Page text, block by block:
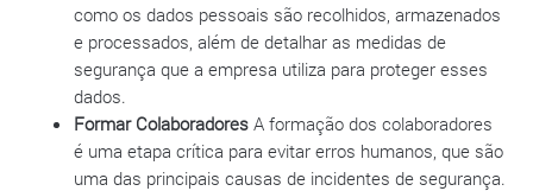
como os dados pessoais são recolhidos, armazenados
e processados, além de detalhar as medidas de
segurança que a empresa utiliza para proteger esses
dados.
Formar Colaboradores A formação dos colaboradores
é uma etapa crítica para evitar erros humanos, que são
uma das principais causas de incidentes de segurança.